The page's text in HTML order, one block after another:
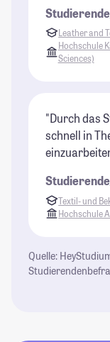
Leather and
Hochschule
Sciences)
"Durch das
schnell in
Textil- und
Hochschule
Quelle: